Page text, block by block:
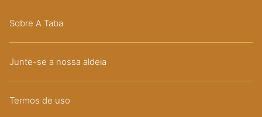
Sobre A Taba
Junte-se a nossa aldeia
Termos de uso